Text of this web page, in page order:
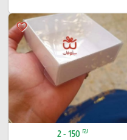
favorite_border
2 - 150 ₪